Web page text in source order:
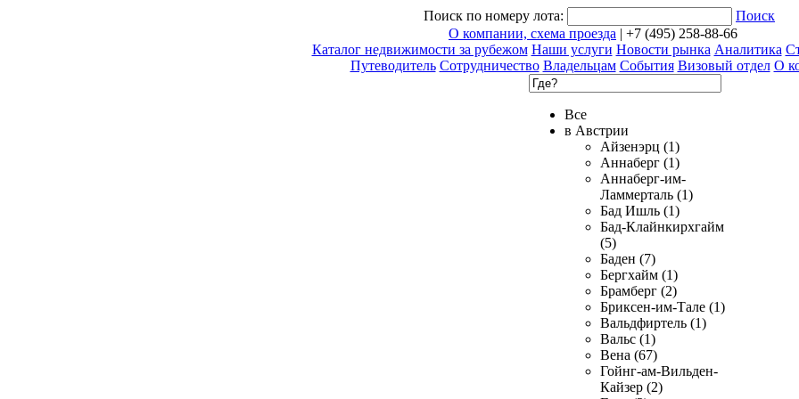
Поиск по номеру лота:
Поиск
О компании, схема проезда | +7 (495) 258-88-66
Каталог недвижимости за рубежом Наши услуги Новости рынка Аналитика
Путеводитель Сотрудничество Владельцам События Визовый отдел О
Все
в Австрии
Айзенэрц (1)
Аннаберг (1)
Аннаберг-им-
Ламмерталь (1)
Бад Ишль (1)
Бад-Клайнкирхгайм
(5)
Баден (7)
Бергхайм (1)
Брамберг (2)
Бриксен-им-Тале (1)
Вальдфиртель (1)
Вальс (1)
Вена (67)
Гойнг-ам-Вильден-
Кайзер (2)